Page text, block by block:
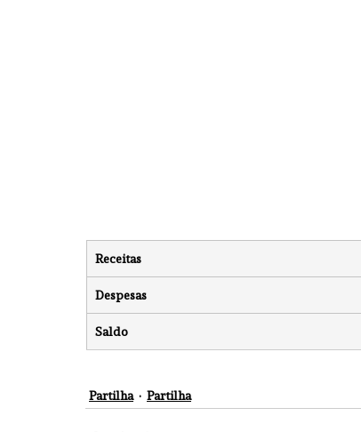
Receitas
Despesas
Saldo
Partilha Partilha